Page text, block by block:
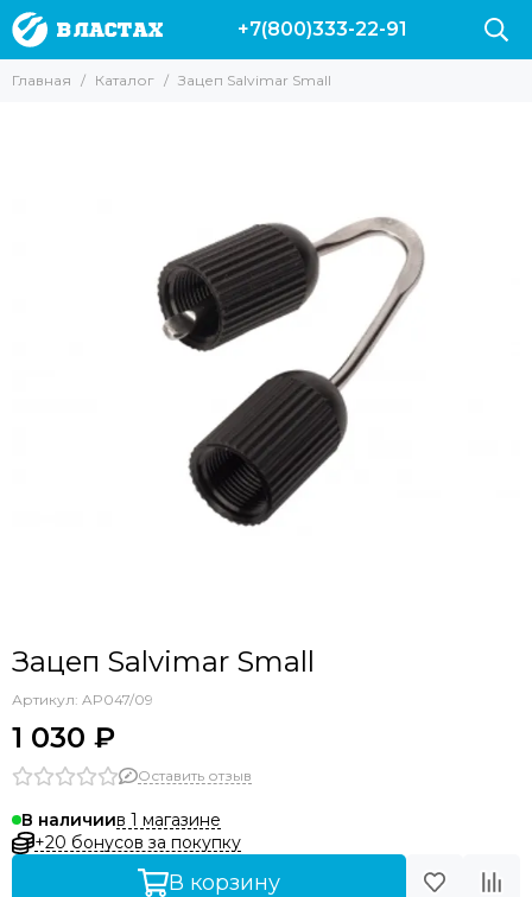
+7(800)333-22-91
Главная Каталог Зацеп Salvimar Small
Зацеп Salvimar Small
Артикул: AP047/09
1 030 ₽
Оставить отзыв
В наличиив 1 магазине
+20 бонусов за покупку
В корзину